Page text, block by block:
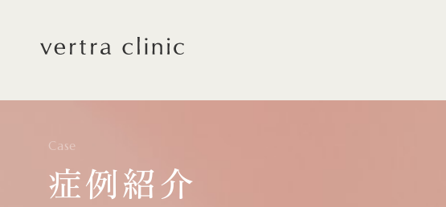
vertra clinic（ヴェルトラクリニック）
Case
症例紹介